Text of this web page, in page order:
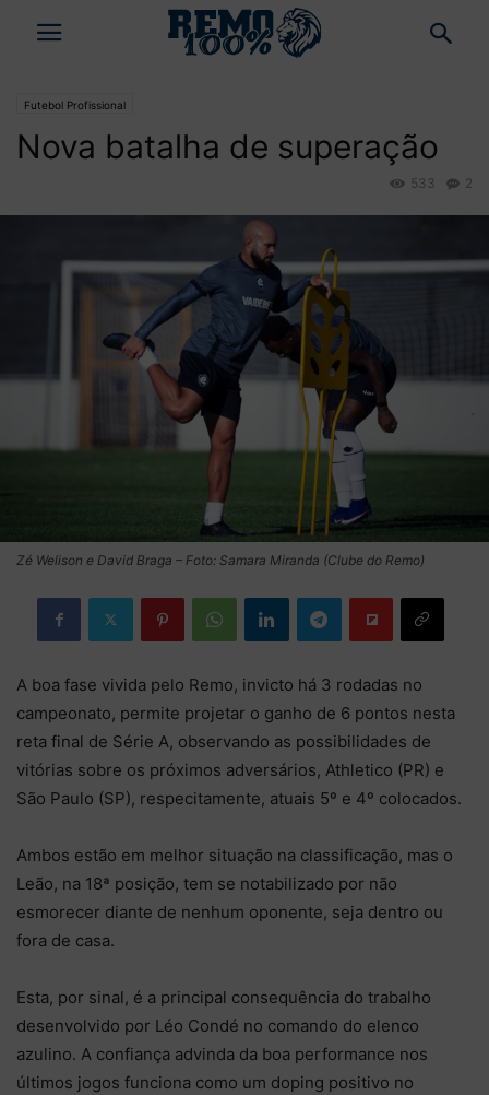
Futebol Profissional
Nova batalha de superação
2
533
Zé Welison e David Braga – Foto: Samara Miranda (Clube do Remo)
A boa fase vivida pelo Remo, invicto há 3 rodadas no
campeonato, permite projetar o ganho de 6 pontos nesta
reta final de Série A, observando as possibilidades de
vitórias sobre os próximos adversários, Athletico (PR) e
São Paulo (SP), respecitamente, atuais 5º e 4º colocados.
Ambos estão em melhor situação na classificação, mas o
Leão, na 18ª posição, tem se notabilizado por não
esmorecer diante de nenhum oponente, seja dentro ou
fora de casa.
Esta, por sinal, é a principal consequência do trabalho
desenvolvido por Léo Condé no comando do elenco
azulino. A confiança advinda da boa performance nos
últimos jogos funciona como um doping positivo no